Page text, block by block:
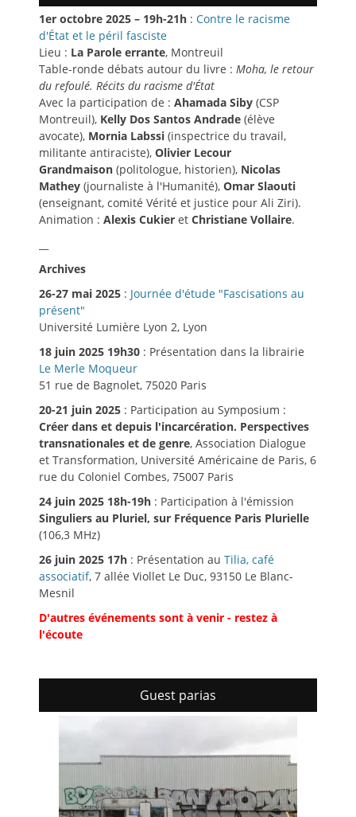
1er octobre 2025 – 19h-21h : Contre le racisme
d'État et le péril fasciste
Lieu : La Parole errante, Montreuil
Table-ronde débats autour du livre : Moha, le retour
du refoulé. Récits du racisme d'État
Avec la participation de : Ahamada Siby (CSP
Montreuil), Kelly Dos Santos Andrade (élève
avocate), Mornia Labssi (inspectrice du travail,
militante antiraciste), Olivier Lecour
Grandmaison (politologue, historien), Nicolas
Mathey (journaliste à l'Humanité), Omar Slaouti
(enseignant, comité Vérité et justice pour Ali Ziri).
Animation : Alexis Cukier et Christiane Vollaire.
Archives
26-27 mai 2025 : Journée d'étude "Fascisations au
présent"
Université Lumière Lyon 2, Lyon
18 juin 2025 19h30 : Présentation dans la librairie
Le Merle Moqueur
51 rue de Bagnolet, 75020 Paris
20-21 juin 2025 : Participation au Symposium :
Créer dans et depuis l'incarcération. Perspectives
transnationales et de genre, Association Dialogue
et Transformation, Université Américaine de Paris, 6
rue du Coloniel Combes, 75007 Paris
24 juin 2025 18h-19h : Participation à l'émission
Singuliers au Pluriel, sur Fréquence Paris Plurielle
(106,3 MHz)
26 juin 2025 17h : Présentation au Tilia, café
associatif, 7 allée Viollet Le Duc, 93150 Le Blanc-
Mesnil
D'autres événements sont à venir - restez à
l'écoute
Guest parias